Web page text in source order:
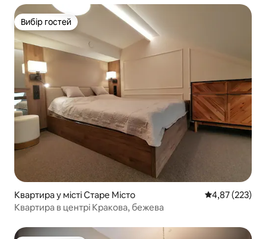
Вибір гостей
Вибір гостей
Квартира у місті Старе Місто Середня
4,87 (223)
Квартира в центрі Кракова, бежева